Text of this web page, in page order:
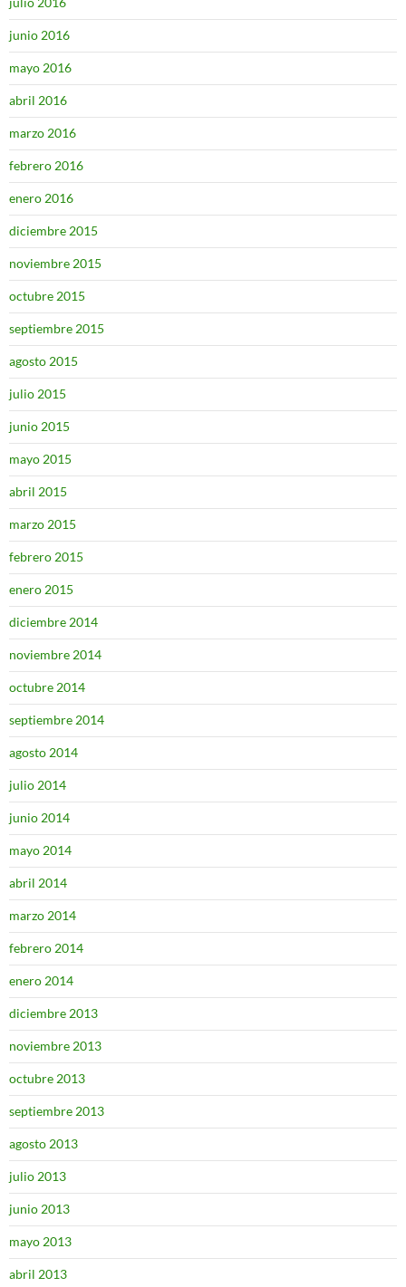
junio 2016
mayo 2016
abril 2016
marzo 2016
febrero 2016
enero 2016
diciembre 2015
noviembre 2015
octubre 2015
septiembre 2015
agosto 2015
julio 2015
junio 2015
mayo 2015
abril 2015
marzo 2015
febrero 2015
enero 2015
diciembre 2014
noviembre 2014
octubre 2014
septiembre 2014
agosto 2014
julio 2014
junio 2014
mayo 2014
abril 2014
marzo 2014
febrero 2014
enero 2014
diciembre 2013
noviembre 2013
octubre 2013
septiembre 2013
agosto 2013
julio 2013
junio 2013
mayo 2013
abril 2013